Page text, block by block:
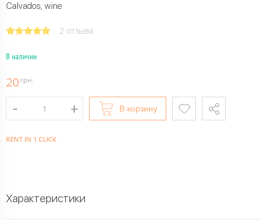
Calvados, wine
2 отзыва
В наличии
20грн.
В корзину
RENT IN 1 CLICK
Характеристики